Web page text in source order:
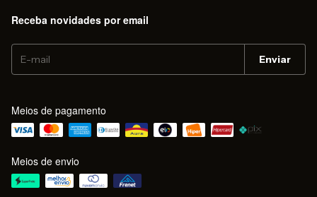
Receba novidades por email
Meios de pagamento
Meios de envio